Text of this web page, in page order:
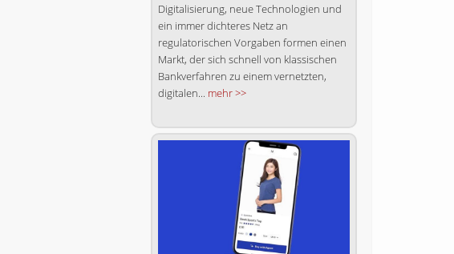
Digitalisierung, neue Technologien und
ein immer dichteres Netz an
regulatorischen Vorgaben formen einen
Markt, der sich schnell von klassischen
Bankverfahren zu einem vernetzten,
digitalen... mehr >>